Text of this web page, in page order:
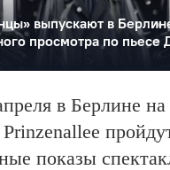
выпускают в
просмотра по пьесе
в Берлине
показы